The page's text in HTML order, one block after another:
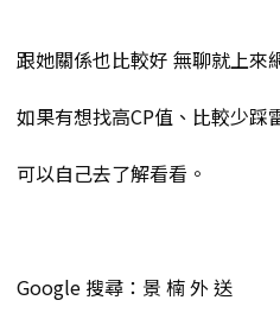
跟她關係也比較好 無聊就上來
如果有想找高CP值、比較少踩
可以自己去了解看看。
Google 搜尋：景 楠 外 送